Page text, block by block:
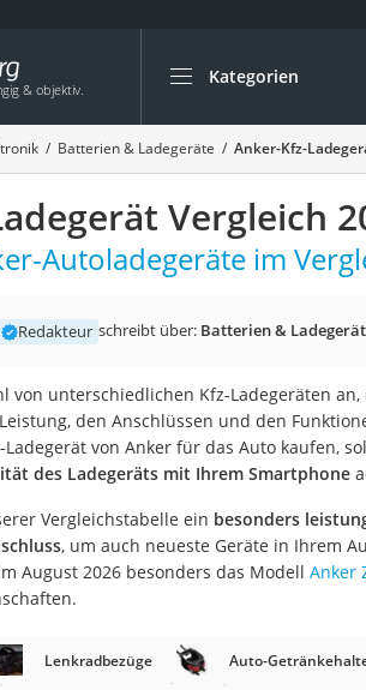
Kategorien
Die beliebtesten
Elektronik
Powerstation
Monitor 32 Zoll 4K
Fernseher
Drucker
Desktop-PC
Diascanner
Laser-
Powerline-Adapter
Powerstation mit
Gaming-PC
Satellitenschüssel
Batterien & Ladegeräte Anker-Kfz-
Vergleich
Autoladegeräte im
Redakteur schreibt über: Batterien &
von unterschiedlichen Kfz-Ladegeräten
den Anschlüssen und den
von Anker für das Auto kaufen,
des Ladegeräts mit Ihrem Smartphone
Vergleichstabelle ein besonders
, um auch neueste Geräte in Ihrem
August 2026 besonders das Modell Anker
Lenkradbezüge Auto-